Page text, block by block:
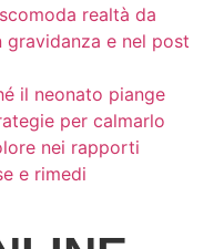
realtà da
e nel post
il neonato piange
per calmarlo
nei rapporti
e rimedi